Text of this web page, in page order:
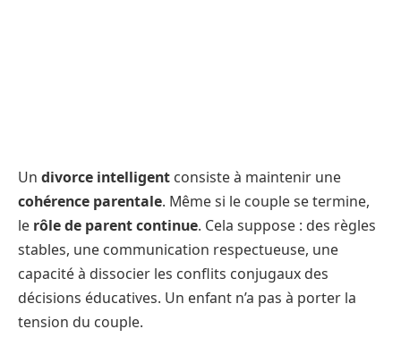
Un divorce intelligent consiste à maintenir une
cohérence parentale. Même si le couple se termine,
le rôle de parent continue. Cela suppose : des règles
stables, une communication respectueuse, une
capacité à dissocier les conflits conjugaux des
décisions éducatives. Un enfant n’a pas à porter la
tension du couple.